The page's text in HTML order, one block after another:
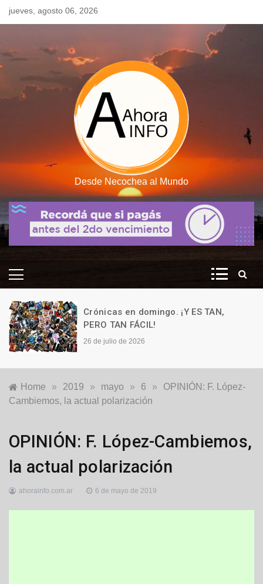
Skipjueves, agosto 06, 2026
Desde Necochea al Mundo
Crónicas en domingo. ¡Y ES TAN,
PERO TAN FÁCIL!
26 de julio de 2026
Home » 2019 » mayo » 6 »
OPINIÓN: F. López-
Cambiemos, la actual polarización
Locales
Opinión ,
Política
OPINIÓN: F. López-Cambiemos,
la actual polarización
ahorainfo.com.ar 6 de mayo de 2019